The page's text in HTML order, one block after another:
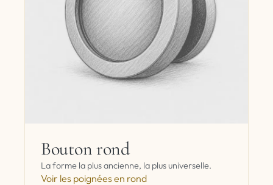
Bouton rond
La forme la plus ancienne, la plus universelle.
Voir les poignées en rond